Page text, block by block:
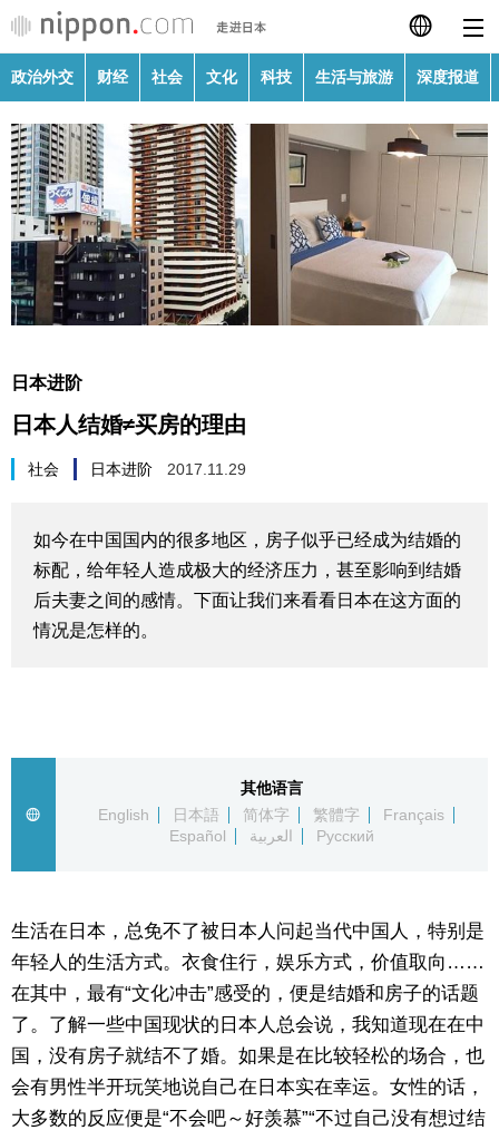
日本語
English
Français
Español
政治外交
财经
科技
生活与旅游
深度报道
人物访谈
东京
编辑部通知
政治外交 财经 社会 文化 科技 生活与旅游 深度报道
日本进阶
日本人结婚≠买房的理由
社会 日本进阶 2017.11.29
如今在中国国内的很多地区，房子似乎已经成为结婚的
标配，给年轻人造成极大的经济压力，甚至影响到结婚
后夫妻之间的感情。下面让我们来看看日本在这方面的
情况是怎样的。
其他语言
English
日本語 简体字 繁體字
Français
Español
العربية Русский
生活在日本，总免不了被日本人问起当代中国人，特别是
年轻人的生活方式。衣食住行，娱乐方式，价值取向……
在其中，最有“文化冲击”感受的，便是结婚和房子的话题
了。了解一些中国现状的日本人总会说，我知道现在在中
国，没有房子就结不了婚。如果是在比较轻松的场合，也
会有男性半开玩笑地说自己在日本实在幸运。女性的话，
大多数的反应便是“不会吧～好羡慕”“不过自己没有想过结